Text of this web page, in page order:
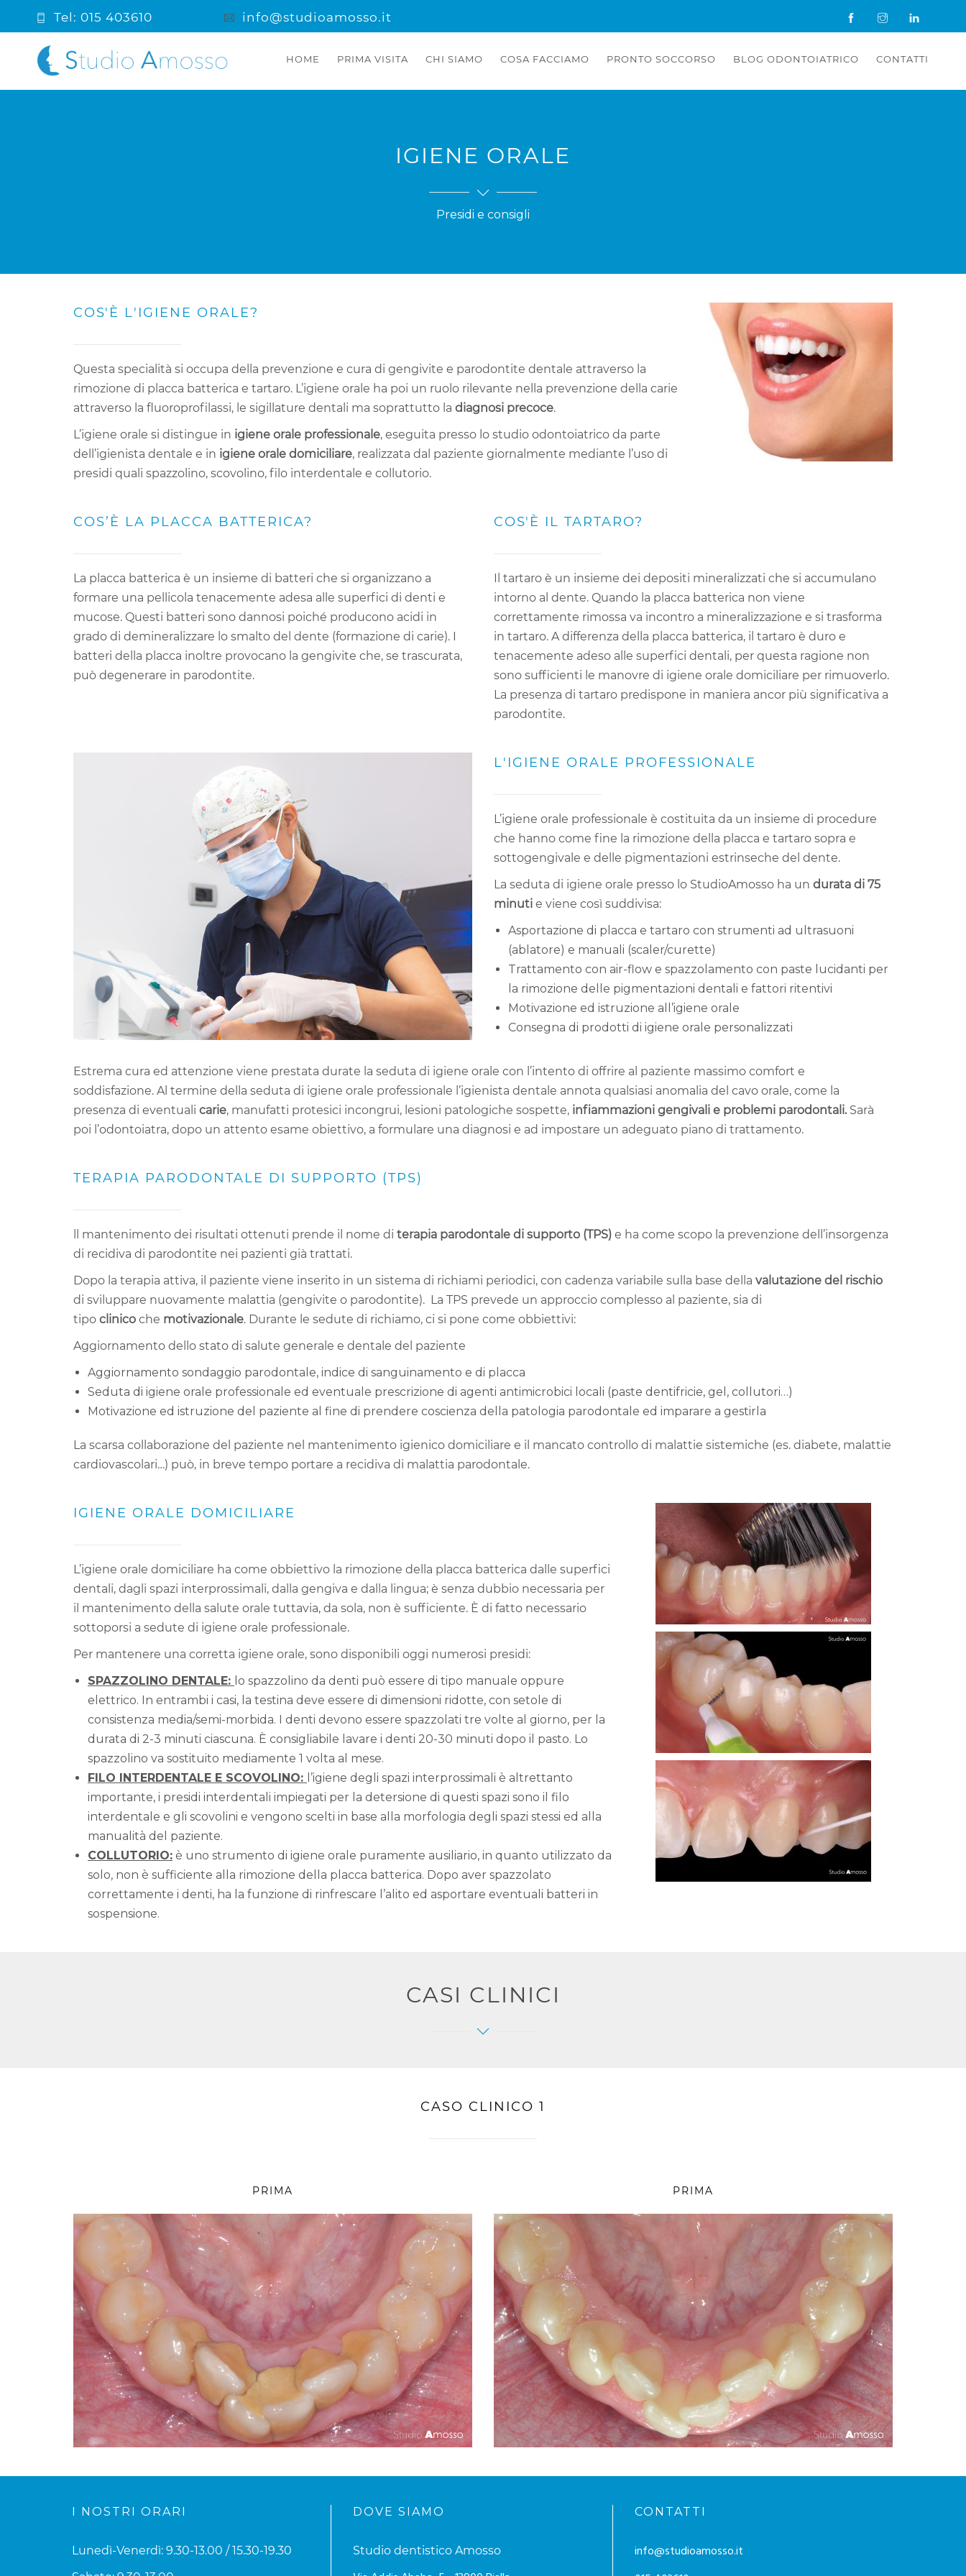
Tel: 015 403610 info@studioamosso.it
HOME PRIMA VISITA CHI SIAMO COSA FACCIAMO PRONTO SOCCORSO BLOG ODONTOIATRICO CONTATTI
IGIENE ORALE
Presidi e consigli
COS'È L'IGIENE ORALE?
Questa specialità si occupa della prevenzione e cura di gengivite e parodontite dentale attraverso la
rimozione di placca batterica e tartaro. L’igiene orale ha poi un ruolo rilevante nella prevenzione della carie
attraverso la fluoroprofilassi, le sigillature dentali ma soprattutto la diagnosi precoce.
L’igiene orale si distingue in igiene orale professionale, eseguita presso lo studio odontoiatrico da parte
dell’igienista dentale e in igiene orale domiciliare, realizzata dal paziente giornalmente mediante l’uso di
presidi quali spazzolino, scovolino, filo interdentale e collutorio.
COS’È LA PLACCA BATTERICA?
La placca batterica è un insieme di batteri che si organizzano a
formare una pellicola tenacemente adesa alle superfici di denti e
mucose. Questi batteri sono dannosi poiché producono acidi in
grado di demineralizzare lo smalto del dente (formazione di carie). I
batteri della placca inoltre provocano la gengivite che, se trascurata,
può degenerare in parodontite.
COS'È IL TARTARO?
Il tartaro è un insieme dei depositi mineralizzati che si accumulano
intorno al dente. Quando la placca batterica non viene
correttamente rimossa va incontro a mineralizzazione e si trasforma
in tartaro. A differenza della placca batterica, il tartaro è duro e
tenacemente adeso alle superfici dentali, per questa ragione non
sono sufficienti le manovre di igiene orale domiciliare per rimuoverlo.
La presenza di tartaro predispone in maniera ancor più significativa a
parodontite.
L'IGIENE ORALE PROFESSIONALE
L’igiene orale professionale è costituita da un insieme di procedure
che hanno come fine la rimozione della placca e tartaro sopra e
sottogengivale e delle pigmentazioni estrinseche del dente.
La seduta di igiene orale presso lo StudioAmosso ha un durata di 75
minuti e viene così suddivisa:
Asportazione di placca e tartaro con strumenti ad ultrasuoni
(ablatore) e manuali (scaler/curette)
Trattamento con air-flow e spazzolamento con paste lucidanti per
la rimozione delle pigmentazioni dentali e fattori ritentivi
Motivazione ed istruzione all’igiene orale
Consegna di prodotti di igiene orale personalizzati
Estrema cura ed attenzione viene prestata durate la seduta di igiene orale con l’intento di offrire al paziente massimo comfort e
soddisfazione. Al termine della seduta di igiene orale professionale l’igienista dentale annota qualsiasi anomalia del cavo orale, come la
presenza di eventuali carie, manufatti protesici incongrui, lesioni patologiche sospette, infiammazioni gengivali e problemi parodontali. Sarà
poi l’odontoiatra, dopo un attento esame obiettivo, a formulare una diagnosi e ad impostare un adeguato piano di trattamento.
TERAPIA PARODONTALE DI SUPPORTO (TPS)
ll mantenimento dei risultati ottenuti prende il nome di terapia parodontale di supporto (TPS) e ha come scopo la prevenzione dell’insorgenza
di recidiva di parodontite nei pazienti già trattati.
Dopo la terapia attiva, il paziente viene inserito in un sistema di richiami periodici, con cadenza variabile sulla base della valutazione del rischio
di sviluppare nuovamente malattia (gengivite o parodontite). La TPS prevede un approccio complesso al paziente, sia di
tipo clinico che motivazionale. Durante le sedute di richiamo, ci si pone come obbiettivi:
Aggiornamento dello stato di salute generale e dentale del paziente
Aggiornamento sondaggio parodontale, indice di sanguinamento e di placca
Seduta di igiene orale professionale ed eventuale prescrizione di agenti antimicrobici locali (paste dentifricie, gel, collutori…)
Motivazione ed istruzione del paziente al fine di prendere coscienza della patologia parodontale ed imparare a gestirla
La scarsa collaborazione del paziente nel mantenimento igienico domiciliare e il mancato controllo di malattie sistemiche (es. diabete, malattie
cardiovascolari…) può, in breve tempo portare a recidiva di malattia parodontale.
IGIENE ORALE DOMICILIARE
L’igiene orale domiciliare ha come obbiettivo la rimozione della placca batterica dalle superfici
dentali, dagli spazi interprossimali, dalla gengiva e dalla lingua; è senza dubbio necessaria per
il mantenimento della salute orale tuttavia, da sola, non è sufficiente. È di fatto necessario
sottoporsi a sedute di igiene orale professionale.
Per mantenere una corretta igiene orale, sono disponibili oggi numerosi presidi:
SPAZZOLINO DENTALE: lo spazzolino da denti può essere di tipo manuale oppure
elettrico. In entrambi i casi, la testina deve essere di dimensioni ridotte, con setole di
consistenza media/semi-morbida. I denti devono essere spazzolati tre volte al giorno, per la
durata di 2-3 minuti ciascuna. È consigliabile lavare i denti 20-30 minuti dopo il pasto. Lo
spazzolino va sostituito mediamente 1 volta al mese.
FILO INTERDENTALE E SCOVOLINO: l’igiene degli spazi interprossimali è altrettanto
importante, i presidi interdentali impiegati per la detersione di questi spazi sono il filo
interdentale e gli scovolini e vengono scelti in base alla morfologia degli spazi stessi ed alla
manualità del paziente.
COLLUTORIO: è uno strumento di igiene orale puramente ausiliario, in quanto utilizzato da
solo, non è sufficiente alla rimozione della placca batterica. Dopo aver spazzolato
correttamente i denti, ha la funzione di rinfrescare l’alito ed asportare eventuali batteri in
sospensione.
CASI CLINICI
CASO CLINICO 1
PRIMA PRIMA
I NOSTRI ORARI
Lunedì-Venerdì: 9.30-13.00 / 15.30-19.30
DOVE SIAMO
Studio dentistico Amosso
CONTATTI
info@studioamosso.it